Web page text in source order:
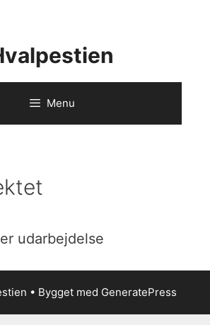
Menu
udarbejdelse
• Bygget med GeneratePress